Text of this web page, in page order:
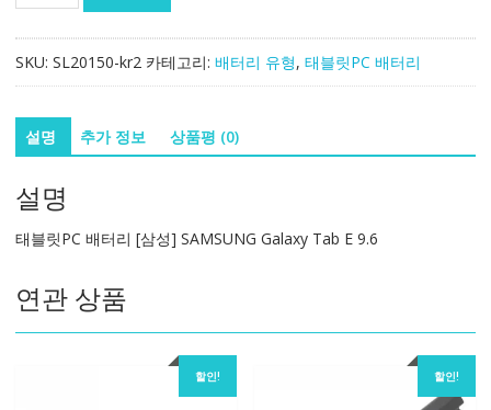
배
리
[삼
SAMSUNG
Galaxy
Tab
9.6
수
량
SKU: SL20150-kr2 카테고리: 배터리 유형, 태블릿PC 배터리
설명 추가 정보 상품평 (0)
설명
태블릿PC 배터리 [삼성] SAMSUNG Galaxy Tab E 9.6
연관 상품
할인! 할인!